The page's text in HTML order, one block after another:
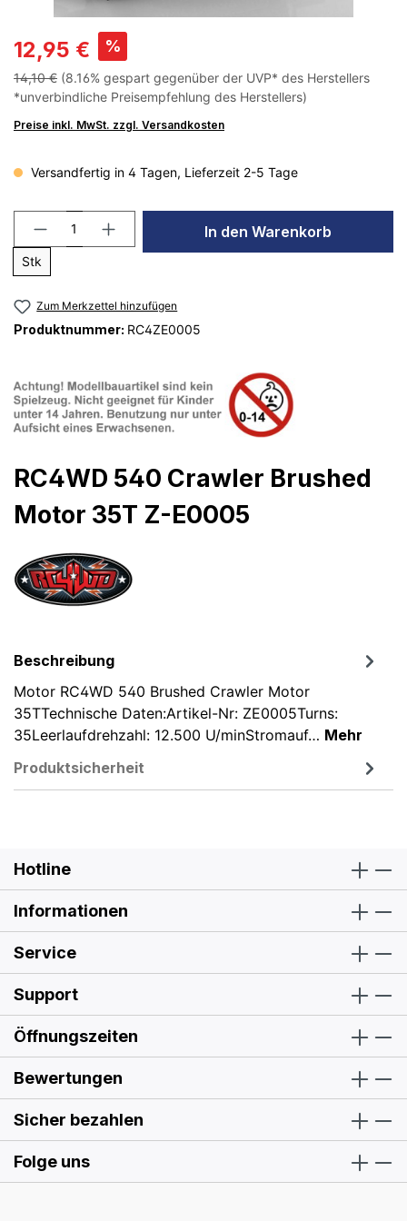
12,95 € %
14,10 € (8.16% gespart gegenüber der UVP* des Herstellers
*unverbindliche Preisempfehlung des Herstellers)
Preise inkl. MwSt. zzgl. Versandkosten
Versandfertig in 4 Tagen, Lieferzeit 2-5 Tage
Stk
In den Warenkorb
Zum Merkzettel hinzufügen
Produktnummer: RC4ZE0005
RC4WD 540 Crawler Brushed
Motor 35T Z-E0005
Beschreibung
Motor RC4WD 540 Brushed Crawler Motor
35TTechnische Daten:Artikel-Nr: ZE0005Turns:
35Leerlaufdrehzahl: 12.500 U/minStromauf… Mehr
Produktsicherheit
Hotline
Informationen
Service
Support
Öffnungszeiten
Bewertungen
Sicher bezahlen
Folge uns